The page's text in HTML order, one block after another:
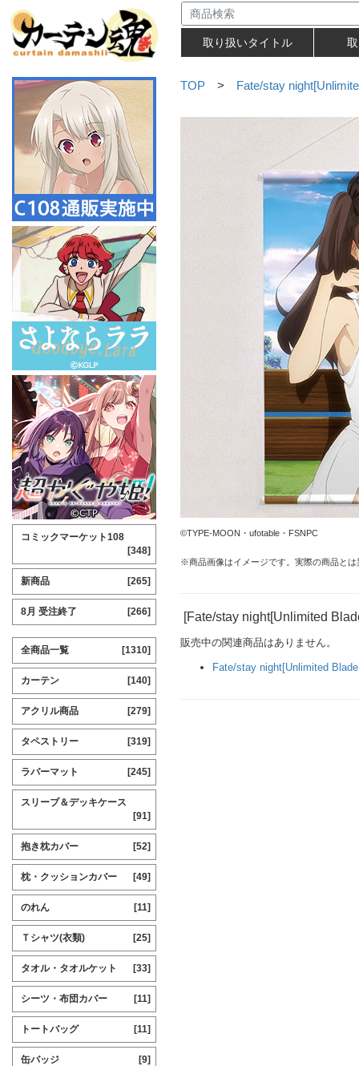
取り扱いタイトル
TOP > Fate/stay
©TYPE-MOON・ufotable・FSNPC
※商品画像はイメージです。実際の商品と
[Fate/stay night[Unlimited
販売中の関連商品はありません。
Fate/stay night[Unlimited
コミックマーケット108
[348]
新商品 [265]
8月 受注終了 [266]
全商品一覧 [1310]
カーテン [140]
アクリル商品 [279]
タペストリー [319]
ラバーマット [245]
スリーブ＆デッキケース
[91]
抱き枕カバー [52]
枕・クッションカバー [49]
のれん [11]
Ｔシャツ(衣類) [25]
タオル・タオルケット [33]
シーツ・布団カバー [11]
トートバッグ [11]
缶バッジ [9]